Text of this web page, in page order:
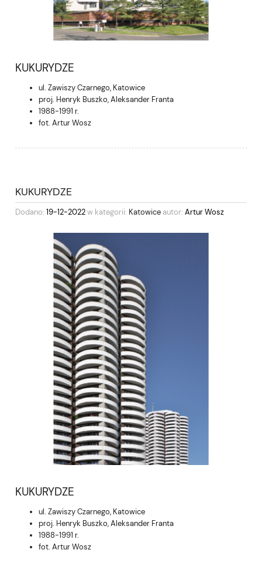
KUKURYDZE
ul. Zawiszy Czarnego, Katowice
proj. Henryk Buszko, Aleksander Franta
1988-1991 r.
fot. Artur Wosz
KUKURYDZE
Dodano: 19-12-2022w kategorii: Katowice autor: Artur Wosz
KUKURYDZE
ul. Zawiszy Czarnego, Katowice
proj. Henryk Buszko, Aleksander Franta
1988-1991 r.
fot. Artur Wosz